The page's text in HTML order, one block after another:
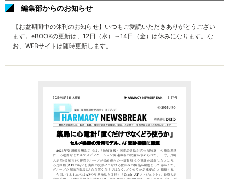
編集部からのお知らせ
【お盆期間中の休刊のお知らせ】いつもご愛読いただきありがとうござい
ます。eBOOKの更新は、12日（水）～14日（金）は休みになります。な
お、WEBサイトは随時更新します。